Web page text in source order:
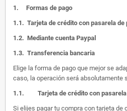
1. Formas de pago
1.1. Tarjeta de crédito con pasarela de
1.2. Mediante cuenta Paypal
1.3. Transferencia bancaria
Elige la forma de pago que mejor se
caso, la operación será absolutamente
1.1. Tarjeta de crédito con
Si elijes pagar tu compra con tarjeta de